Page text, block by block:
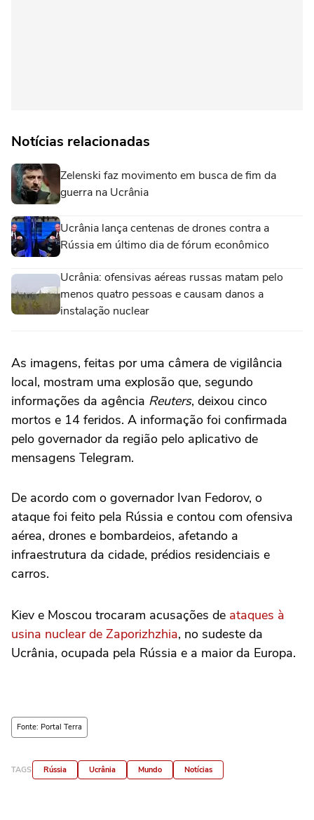
Notícias relacionadas
Zelenski faz movimento em busca de fim da
guerra na Ucrânia
Ucrânia lança centenas de drones contra a
Rússia em último dia de fórum econômico
Ucrânia: ofensivas aéreas russas matam pelo
menos quatro pessoas e causam danos a
instalação nuclear
As imagens, feitas por uma câmera de vigilância
local, mostram uma explosão que, segundo
informações da agência Reuters, deixou cinco
mortos e 14 feridos. A informação foi confirmada
pelo governador da região pelo aplicativo de
mensagens Telegram.
De acordo com o governador Ivan Fedorov, o
ataque foi feito pela Rússia e contou com ofensiva
aérea, drones e bombardeios, afetando a
infraestrutura da cidade, prédios residenciais e
carros.
Kiev e Moscou trocaram acusações de ataques à
usina nuclear de Zaporizhzhia, no sudeste da
Ucrânia, ocupada pela Rússia e a maior da Europa.
Fonte: Portal Terra
TAGS Rússia Ucrânia Mundo Notícias